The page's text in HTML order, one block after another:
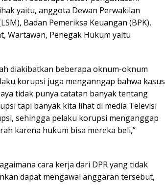
yaitu, anggota Dewan Perwakilan
Badan Pemeriksa Keuangan (BPK),
Wartawan, Penegak Hukum yaitu
diakibatkan beberapa oknum-oknum
korupsi juga menganngap bahwa kasus
tidak punya catatan banyak tentang
tapi banyak kita lihat di media Televisi
sehingga pelaku korupsi menganggap
karena hukum bisa mereka beli,”
cara kerja dari DPR yang tidak
dapat mengawal anggaran tersebut,